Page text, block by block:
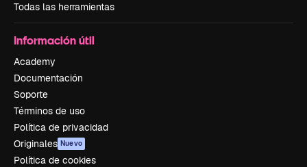
Todas las herramientas
Información útil
Academy
Documentación
Soporte
Términos de uso
Política de privacidad
Originales Nuevo
Política de cookies